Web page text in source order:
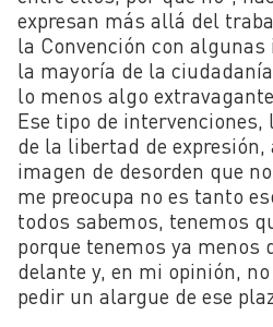
expresan más allá del
la Convención con algunas
la mayoría de la
lo menos algo
Ese tipo de
de la libertad de expresión,
imagen de desorden que
me preocupa no es tanto
todos sabemos, tenemos
porque tenemos ya menos
delante y, en mi opinión,
pedir un alargue de ese